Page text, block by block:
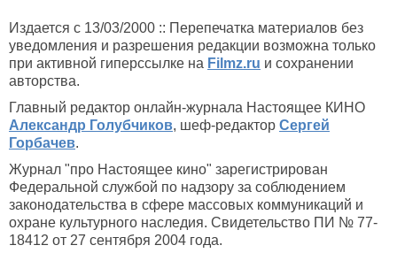
Издается с 13/03/2000 :: Перепечатка материалов без
уведомления и разрешения редакции возможна только
при активной гиперссылке на Filmz.ru и сохранении
авторства.
Главный редактор онлайн-журнала Настоящее КИНО
Александр Голубчиков, шеф-редактор Сергей
Горбачев.
Журнал "про Настоящее кино" зарегистрирован
Федеральной службой по надзору за соблюдением
законодательства в сфере массовых коммуникаций и
охране культурного наследия. Свидетельство ПИ № 77-
18412 от 27 сентября 2004 года.